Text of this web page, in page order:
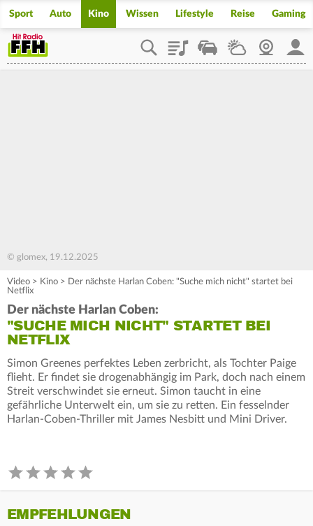
Sport Auto Kino Wissen Lifestyle Reise Gaming
PlaylistStaupilotWetterWebcam
© glomex, 19.12.2025
Video > Kino > Der nächste Harlan Coben: "Suche mich nicht" startet bei
Netflix
Der nächste Harlan Coben:
"SUCHE MICH NICHT" STARTET BEI
NETFLIX
Simon Greenes perfektes Leben zerbricht, als Tochter Paige
flieht. Er findet sie drogenabhängig im Park, doch nach einem
Streit verschwindet sie erneut. Simon taucht in eine
gefährliche Unterwelt ein, um sie zu retten. Ein fesselnder
Harlan-Coben-Thriller mit James Nesbitt und Mini Driver.
EMPFEHLUNGEN